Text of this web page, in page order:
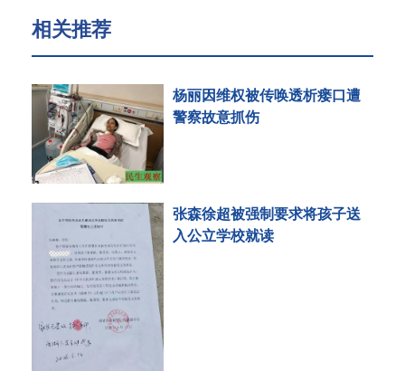
相关推荐
杨丽因维权被传唤透析瘘口遭
警察故意抓伤
张森徐超被强制要求将孩子送
入公立学校就读